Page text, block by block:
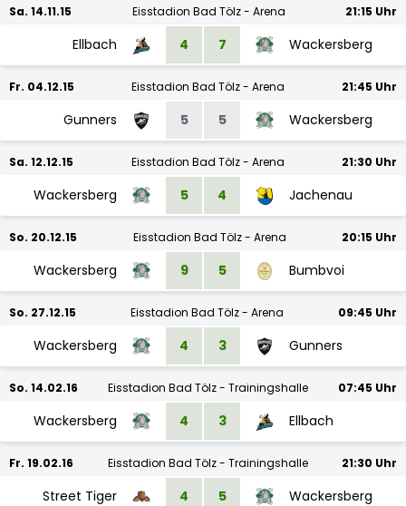
Sa. 14.11.15 Eisstadion Bad Tölz - Arena 21:15 Uhr
Ellbach 4 7 Wackersberg
Fr. 04.12.15 Eisstadion Bad Tölz - Arena 21:45 Uhr
Gunners 5 5 Wackersberg
Sa. 12.12.15 Eisstadion Bad Tölz - Arena 21:30 Uhr
Wackersberg 5 4 Jachenau
So. 20.12.15 Eisstadion Bad Tölz - Arena 20:15 Uhr
Wackersberg 9 5 Bumbvoi
So. 27.12.15 Eisstadion Bad Tölz - Arena 09:45 Uhr
Wackersberg 4 3 Gunners
So. 14.02.16 Eisstadion Bad Tölz - Trainingshalle 07:45 Uhr
Wackersberg 4 3 Ellbach
Fr. 19.02.16 Eisstadion Bad Tölz - Trainingshalle 21:30 Uhr
Street Tiger 4 5 Wackersberg